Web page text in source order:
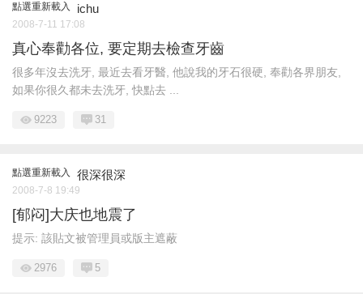
點選重新載入 ichu
2008-7-11 17:08
真心奉勸各位, 要定期去檢查牙齒
很多年沒去洗牙, 最近去看牙醫, 他說我的牙石很硬, 奉勸各界朋友,
如果你很久都未去洗牙, 快點去 ...
9223 31
點選重新載入 很深很深
2008-7-8 19:49
[郁闷]大庆也地震了
提示: 該貼文被管理員或版主遮蔽
2976 5